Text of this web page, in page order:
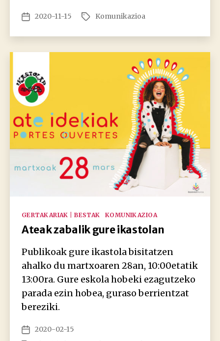
Argitalpenaren
2020-11-15 EtiketakKomunikazioa
Kategoriak
GERTAKARIAK | BESTAK KOMUNIKAZIOA
Ateak zabalik gure ikastolan
Publikoak gure ikastola bisitatzen
ahalko du martxoaren 28an, 10:00etatik
13:00ra. Gure eskola hobeki ezagutzeko
parada ezin hobea, guraso berrientzat
bereziki.
Argitalpenaren
2020-02-15